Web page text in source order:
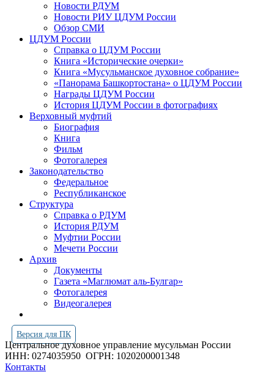
Новости РДУМ
Новости РИУ ЦДУМ России
Обзор СМИ
ЦДУМ России
Справка о ЦДУМ России
Книга «Исторические очерки»
Книга «Мусульманское духовное собрание»
«Панорама Башкортостана» о ЦДУМ России
Награды ЦДУМ России
История ЦДУМ России в фотографиях
Верховный муфтий
Биография
Книга
Фильм
Фотогалерея
Законодательство
Федеральное
Республиканское
Структура
Справка о РДУМ
История РДУМ
Муфтии России
Мечети России
Архив
Документы
Газета «Маглюмат аль-Булгар»
Фотогалерея
Видеогалерея
Версия для ПК
Центральное духовное управление мусульман России
ИНН: 0274035950 ОГРН: 1020200001348
Контакты